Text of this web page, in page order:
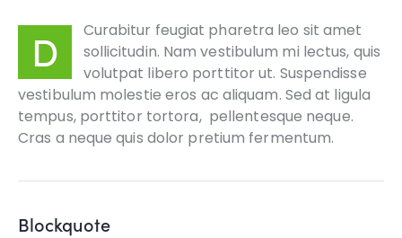
D
Curabitur feugiat pharetra leo sit amet
sollicitudin. Nam vestibulum mi lectus, quis
volutpat libero porttitor ut. Suspendisse
vestibulum molestie eros ac aliquam. Sed at ligula
tempus, porttitor tortora, pellentesque neque.
Cras a neque quis dolor pretium fermentum.
Blockquote